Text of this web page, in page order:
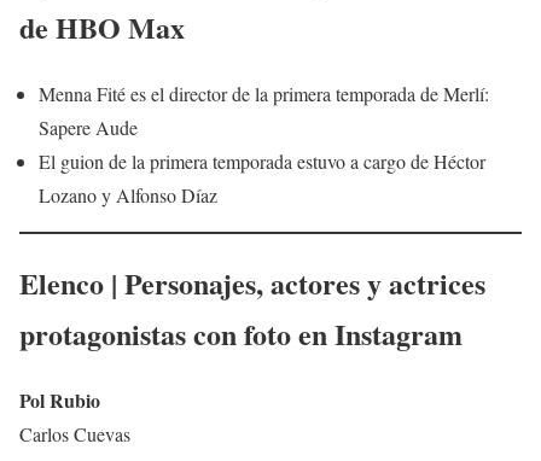
de HBO Max
Menna Fité es el director de la primera temporada de Merlí:
Sapere Aude
El guion de la primera temporada estuvo a cargo de Héctor
Lozano y Alfonso Díaz
Elenco | Personajes, actores y actrices
protagonistas con foto en Instagram
Pol Rubio
Carlos Cuevas